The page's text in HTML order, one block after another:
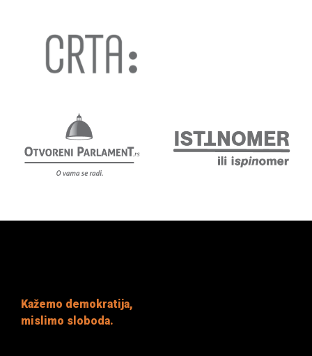
Kažemo demokratija,
mislimo sloboda.